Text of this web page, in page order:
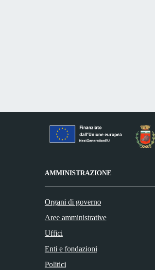
AMMINISTRAZIONE
Organi di governo
Aree amministrative
Uffici
Enti e fondazioni
Politici